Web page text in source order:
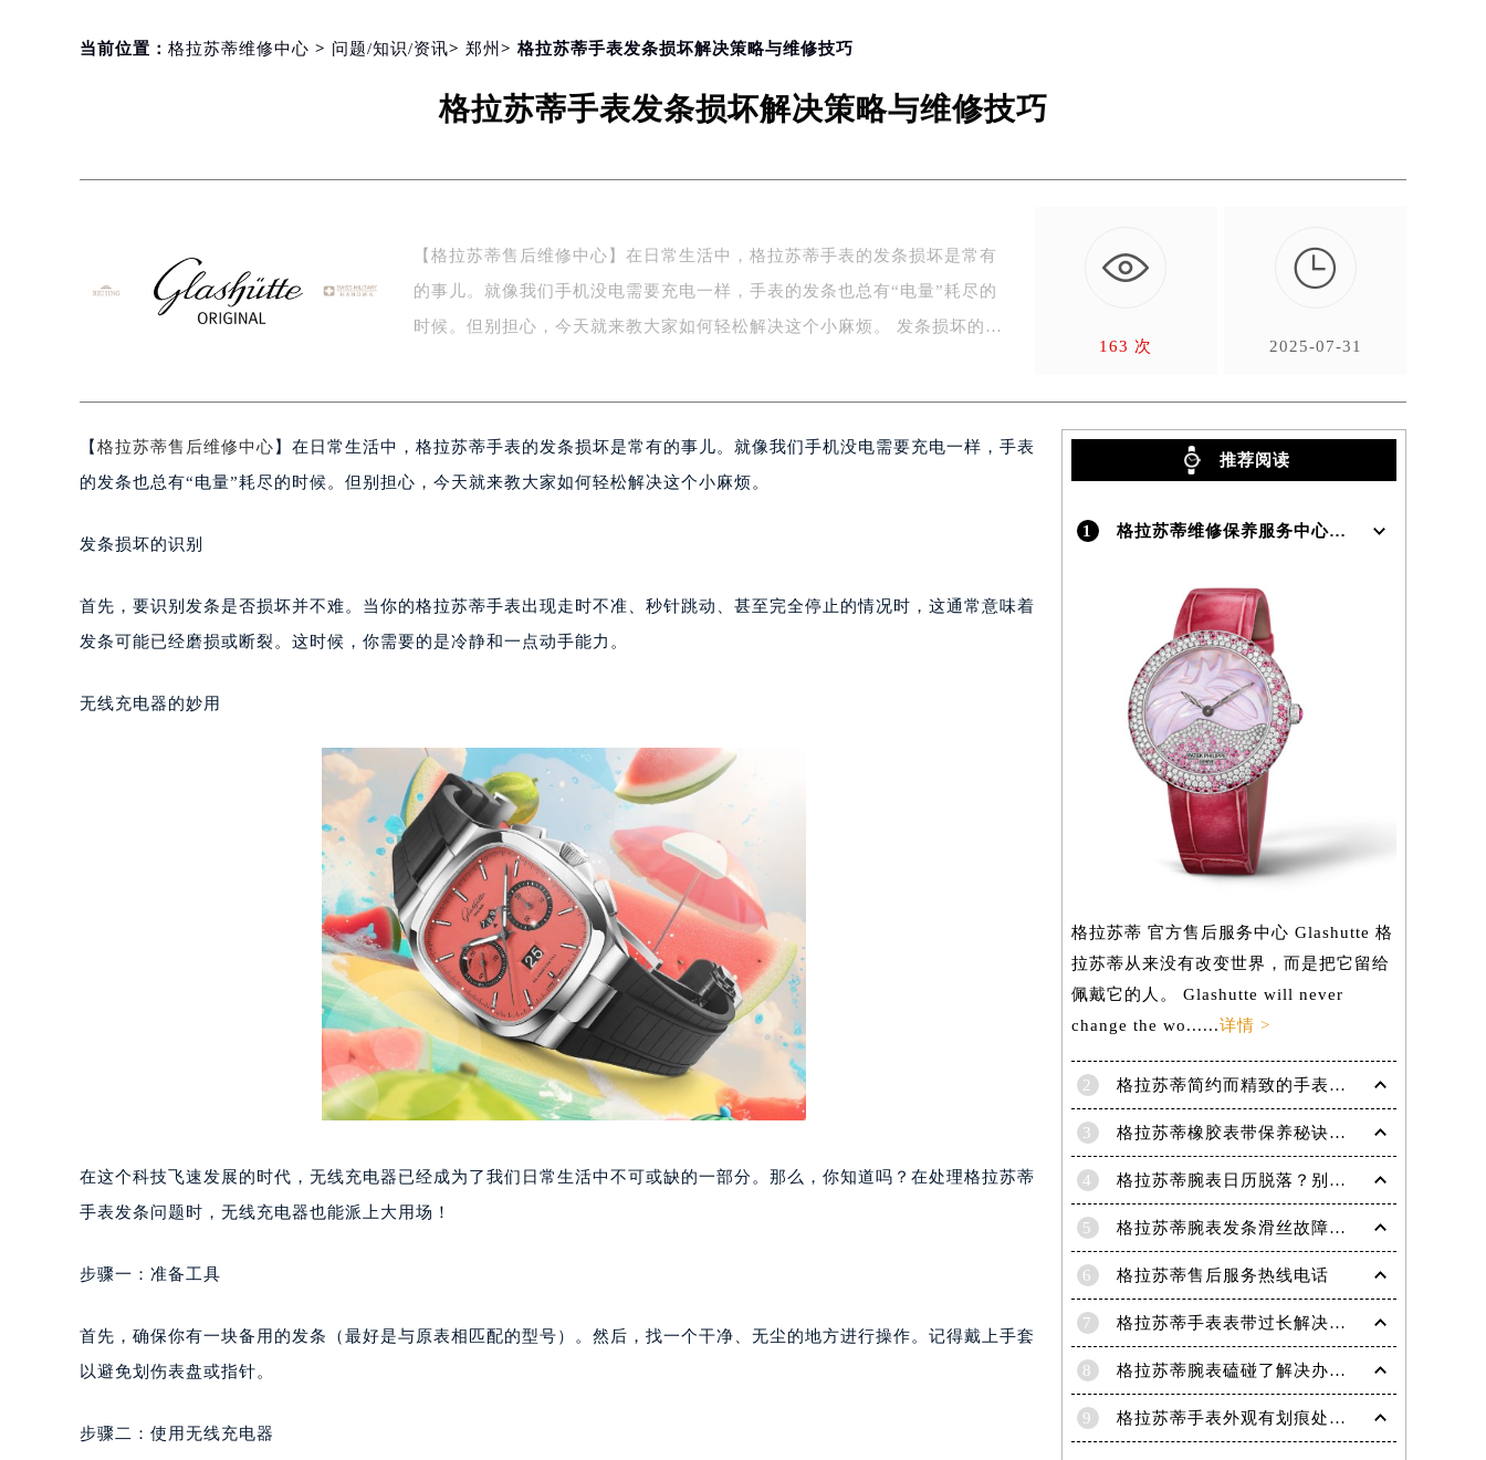
当前位置： 格拉苏蒂维修中心 > 问题/知识/资讯> 郑州 > 格拉苏蒂手表发条损坏解决策略与维修技巧
格拉苏蒂手表发条损坏解决策略与维修技巧
【格拉苏蒂售后维修中心】在日常生活中，格拉苏蒂手表的发条损坏是常有
的事儿。就像我们手机没电需要充电一样，手表的发条也总有“电量”耗尽的
时候。但别担心，今天就来教大家如何轻松解决这个小麻烦。 发条损坏的
163 次

2025-07-31
【 格拉苏蒂售后维修中心 】在日常生活中，格拉苏蒂手表的发条损坏是常有的事儿。就像我们手机没电需要充电一样，手表
的发条也总有“电量”耗尽的时候。但别担心，今天就来教大家如何轻松解决这个小麻烦。
发条损坏的识别
首先，要识别发条是否损坏并不难。当你的格拉苏蒂手表出现走时不准、秒针跳动、甚至完全停止的情况时，这通常意味着
发条可能已经磨损或断裂。这时候，你需要的是冷静和一点动手能力。
无线充电器的妙用
在这个科技飞速发展的时代，无线充电器已经成为了我们日常生活中不可或缺的一部分。那么，你知道吗？在处理格拉苏蒂
手表发条问题时，无线充电器也能派上大用场！
步骤一：准备工具
首先，确保你有一块备用的发条（最好是与原表相匹配的型号）。然后，找一个干净、无尘的地方进行操作。记得戴上手套
以避免划伤表盘或指针。
步骤二：使用无线充电器
推荐阅读
1 格拉苏蒂维修保养服务中心介绍 | Glashutte
格拉苏蒂 官方售后服务中心 Glashutte 格
拉苏蒂从来没有改变世界，而是把它留给
佩戴它的人。 Glashutte will never
change the wo......详情 >
2 格拉苏蒂简约而精致的手表，Lady Serenade Karree腕表
3 格拉苏蒂橡胶表带保养秘诀：守护彩虹色彩，拒绝老化
4 格拉苏蒂腕表日历脱落？别急，这里有解决妙招
5 格拉苏蒂腕表发条滑丝故障？专业修复技巧大揭秘
6 格拉苏蒂售后服务热线电话
7 格拉苏蒂手表表带过长解决方法（轻松调整佩戴舒适度指南）
8 格拉苏蒂腕表磕碰了解决办法汇总（日常保养与修复技巧）
9 格拉苏蒂手表外观有划痕处理方法详解（轻松修复爱表的小技巧）